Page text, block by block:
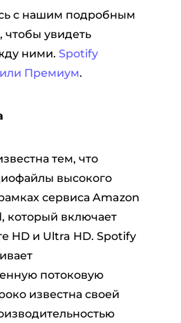
с нашим подробным
чтобы увидеть
ними. Spotify
Премиум.
тем, что
высокого
сервиса Amazon
который включает
HD и Ultra HD. Spotify
потоковую
известна своей